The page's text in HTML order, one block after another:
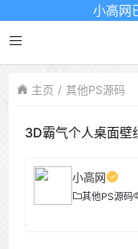
小高网已
主页 其他PS源码
3D霸气个人桌面壁
小高网
其他PS源码